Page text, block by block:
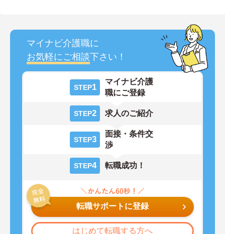
マイナビ介護職に
お気軽にご相談下さい！
STEP1
マイナビ介護
職にご登録
STEP2 求人のご紹介
STEP3
面接・条件交
渉
STEP4 転職成功！
転職サポートに登録
はじめて転職する方へ